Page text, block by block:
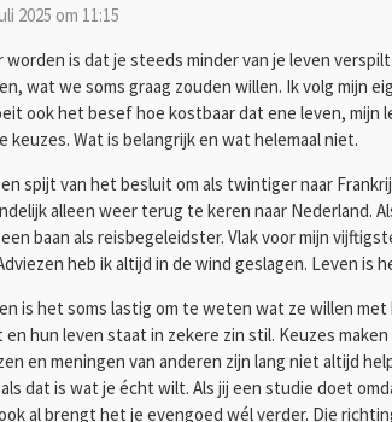
2025 om 11:15
worden is dat je steeds minder van je leven
wat we soms graag zouden willen. Ik volg mijn
ook het besef hoe kostbaar dat ene leven, mijn
Wat is belangrijk en wat helemaal niet.
spijt van het besluit om als twintiger naar
alleen weer terug te keren naar Nederland.
baan als reisbegeleidster. Vlak voor mijn
heb ik altijd in de wind geslagen. Leven is
is het soms lastig om te weten wat ze willen
hun leven staat in zekere zin stil. Keuzes
en meningen van anderen zijn lang niet altijd
dat is wat je écht wilt. Als jij een studie doet
al brengt het je evengoed wél verder. Die